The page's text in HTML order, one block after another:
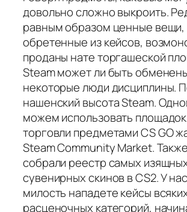
довольно сложно выкроить.
равным образом ценные вещи,
обретенные из кейсов,
проданы нате торгашеской
Steam может ли быть
некоторые люди дисциплины.
нашенский высота Steam.
можем использовать
торговли предметами CS GO
Steam Community Market.
собрали реестр самых
сувенирных скинов в CS2. У
милость нападете кейсы
расценочных категорий,